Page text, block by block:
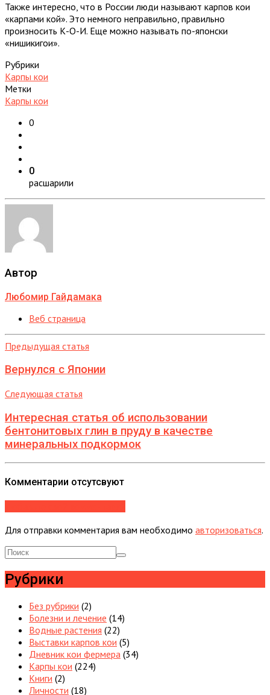
Также интересно, что в России люди называют карпов кои
«карпами кой». Это немного неправильно, правильно
произносить К-О-И. Еще можно называть по-японски
«нишикигои».
Рубрики
Карпы кои
Метки
Карпы кои
0
0
расшарили
Автор
Любомир Гайдамака
Веб страница
Предыдущая статья
Вернулся с Японии
Следующая статья
Интересная статья об использовании
бентонитовых глин в пруду в качестве
минеральных подкормок
Комментарии отсутсвуют
Для отправки комментария вам необходимо авторизоваться.
Рубрики
Без рубрики (2)
Болезни и лечение (14)
Водные растения (22)
Выставки карпов кои (5)
Дневник кои фермера (34)
Карпы кои (224)
Книги (2)
Личности (18)